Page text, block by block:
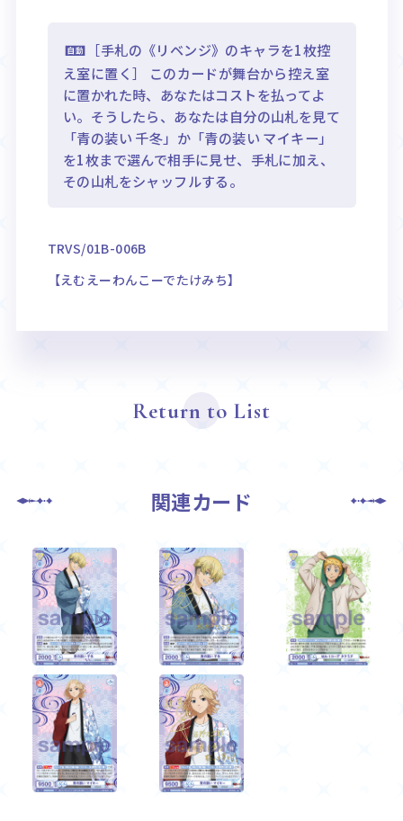
［手札の《リベンジ》のキャラを1枚控
え室に置く］ このカードが舞台から控え室
に置かれた時、あなたはコストを払ってよ
い。そうしたら、あなたは自分の山札を見て
「青の装い 千冬」か「青の装い マイキー」
を1枚まで選んで相手に見せ、手札に加え、
その山札をシャッフルする。
TRVS/01B-006B
【えむえーわんこーでたけみち】
Return to List
関連カード